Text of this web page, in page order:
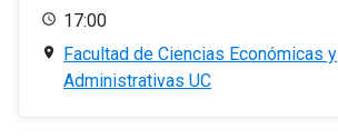
17:00
Facultad de Ciencias Económicas y
Administrativas UC